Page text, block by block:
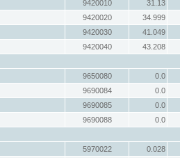
9420010
31.13
9420020
34.999
9420030
41.049
9420040
43.208
9650080
0.0
9690084
0.0
9690085
0.0
9690088
0.0
5970022
0.028